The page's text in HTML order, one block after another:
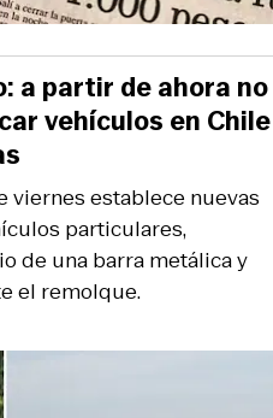
viernes establece nuevas
particulares,
de una barra metálica y
el remolque.
a partir de ahora no
vehículos en Chile